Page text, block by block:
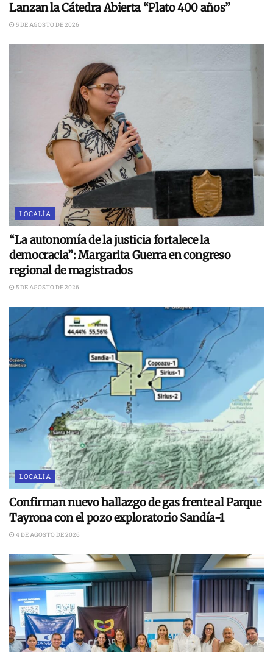
Lanzan la Cátedra Abierta “Plato 400 años”
5 DE AGOSTO DE 2026
LOCALÍA
“La autonomía de la justicia fortalece la
democracia”: Margarita Guerra en congreso
regional de magistrados
5 DE AGOSTO DE 2026
LOCALÍA
Confirman nuevo hallazgo de gas frente al Parque
Tayrona con el pozo exploratorio Sandía-1
4 DE AGOSTO DE 2026